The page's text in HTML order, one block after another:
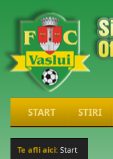
START STIRI
Te afli aici: Start